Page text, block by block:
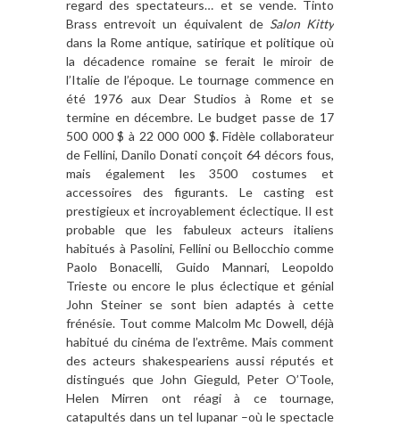
regard des spectateurs… et se vende. Tinto
Brass entrevoit un équivalent de Salon Kitty
dans la Rome antique, satirique et politique où
la décadence romaine se ferait le miroir de
l’Italie de l’époque. Le tournage commence en
été 1976 aux Dear Studios à Rome et se
termine en décembre. Le budget passe de 17
500 000 $ à 22 000 000 $. Fidèle collaborateur
de Fellini, Danilo Donati conçoit 64 décors fous,
mais également les 3500 costumes et
accessoires des figurants. Le casting est
prestigieux et incroyablement éclectique. Il est
probable que les fabuleux acteurs italiens
habitués à Pasolini, Fellini ou Bellocchio comme
Paolo Bonacelli, Guido Mannari, Leopoldo
Trieste ou encore le plus éclectique et génial
John Steiner se sont bien adaptés à cette
frénésie. Tout comme Malcolm Mc Dowell, déjà
habitué du cinéma de l’extrême. Mais comment
des acteurs shakespeariens aussi réputés et
distingués que John Gieguld, Peter O’Toole,
Helen Mirren ont réagi à ce tournage,
catapultés dans un tel lupanar –où le spectacle